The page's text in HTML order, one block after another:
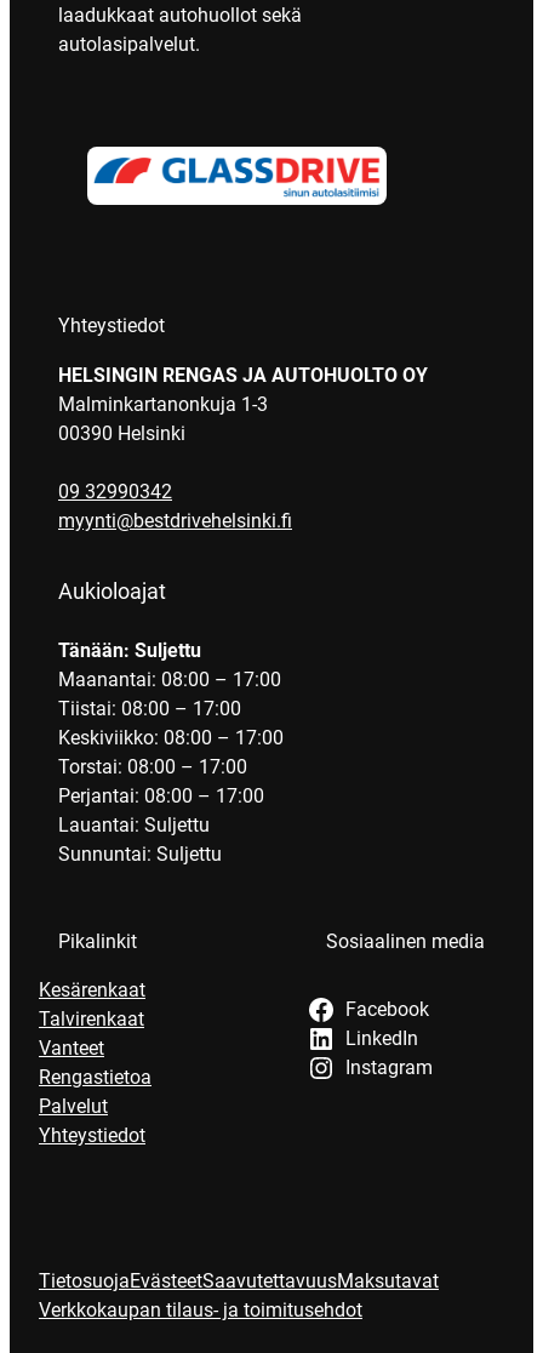
laadukkaat autohuollot sekä
autolasipalvelut.
Yhteystiedot
HELSINGIN RENGAS JA AUTOHUOLTO OY
Malminkartanonkuja 1-3
00390 Helsinki
09 32990342
myynti@bestdrivehelsinki.fi
Aukioloajat
Tänään: Suljettu
Maanantai: 08:00 – 17:00
Tiistai: 08:00 – 17:00
Keskiviikko: 08:00 – 17:00
Torstai: 08:00 – 17:00
Perjantai: 08:00 – 17:00
Lauantai: Suljettu
Sunnuntai: Suljettu
Pikalinkit
Kesärenkaat
Talvirenkaat
Vanteet
Rengastietoa
Palvelut
Yhteystiedot
Sosiaalinen media
Facebook
LinkedIn
Instagram
TietosuojaEvästeetSaavutettavuusMaksutavat
Verkkokaupan tilaus- ja toimitusehdot